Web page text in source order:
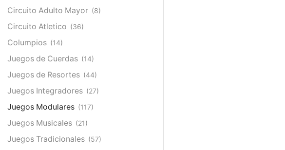
Circuito Adulto Mayor (8)
Circuito Atletico (36)
Columpios (14)
Juegos de Cuerdas (14)
Juegos de Resortes (44)
Juegos Integradores (27)
Juegos Modulares (117)
Juegos Musicales (21)
Juegos Tradicionales (57)